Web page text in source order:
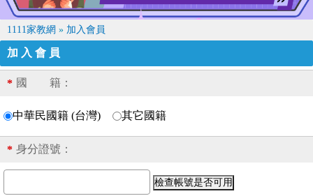
1111家教網 » 加入會員
加入會員
* 國 籍：
中華民國籍 (台灣) 其它國籍
* 身分證號 ：